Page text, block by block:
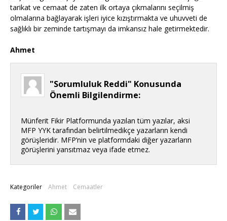
tarikat ve cemaat de zaten ilk ortaya çıkmalarını seçilmiş
olmalarına bağlayarak işleri iyice kızıştırmakta ve uhuvveti de
sağlıklı bir zeminde tartışmayı da imkansız hale getirmektedir.
Ahmet
"Sorumluluk Reddi" Konusunda
Önemli Bilgilendirme:
Münferit Fikir Platformunda yazılan tüm yazılar, aksi
MFP YYK tarafından belirtilmedikçe yazarların kendi
görüşleridir. MFP’nin ve platformdaki diğer yazarların
görüşlerini yansıtmaz veya ifade etmez.
Kategoriler Ahmet Cemaatler